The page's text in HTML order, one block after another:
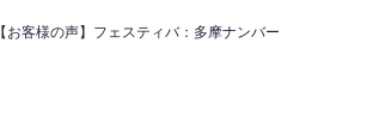
【お客様の声】フェスティバ：多摩ナンバー